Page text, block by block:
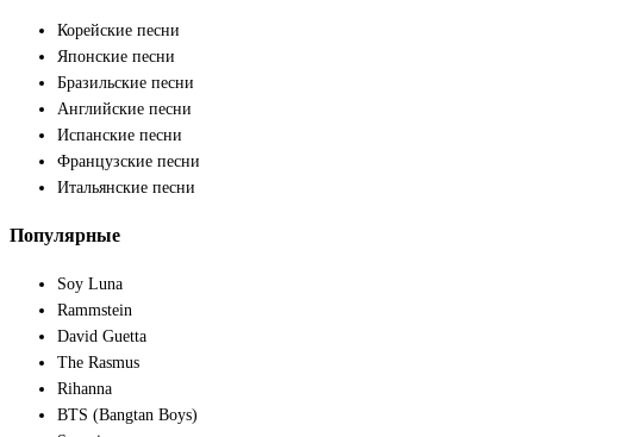
Корейские песни
Японские песни
Бразильские песни
Английские песни
Испанские песни
Французские песни
Итальянские песни
Популярные
Soy Luna
Rammstein
David Guetta
The Rasmus
Rihanna
BTS (Bangtan Boys)